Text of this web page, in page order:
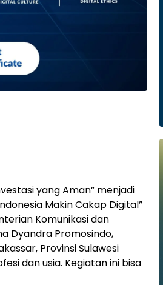
yang Aman” menjadi
Makin Cakap Digital”
Komunikasi dan
Dyandra Promosindo,
Provinsi Sulawesi
dan usia. Kegiatan ini bisa